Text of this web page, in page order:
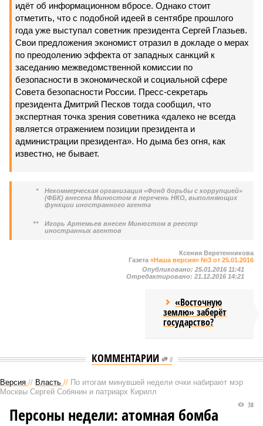
идёт об информационном вбросе. Однако стоит
отметить, что с подобной идеей в сентябре прошлого
года уже выступал советник президента Сергей Глазьев.
Свои предложения экономист отразил в докладе о мерах
по преодолению эффекта от западных санкций к
заседанию межведомственной комиссии по
безопасности в экономической и социальной сфере
Совета безопасности России. Пресс-секретарь
президента Дмитрий Песков тогда сообщил, что
экспертная точка зрения советника «далеко не всегда
является отражением позиции президента и
администрации президента». Но дыма без огня, как
известно, не бывает.
*
Некоммерческая организация «Фонд борьбы с коррупцией»
(ФБК) внесена Минюстом в перечень НКО, выполняющих
функции иностранного агента
**
Игорь Артемьев внесен Минюстом в реестр
иностранных агентов
Ксения Веретенникова
Газета «Наша версия» №3 от 25.01.2016
Опубликовано: 25.01.2016 11:41
Отредактировано: 21.12.2016 14:21
«Восточную
землю» заберёт
государство?
КОММЕНТАРИИ 0
Версия // Власть // По итогам минувшей недели очки набирают мэр
Москвы Сергей Собянин и патриарх Кирилл
38
Персоны недели: атомная бомба